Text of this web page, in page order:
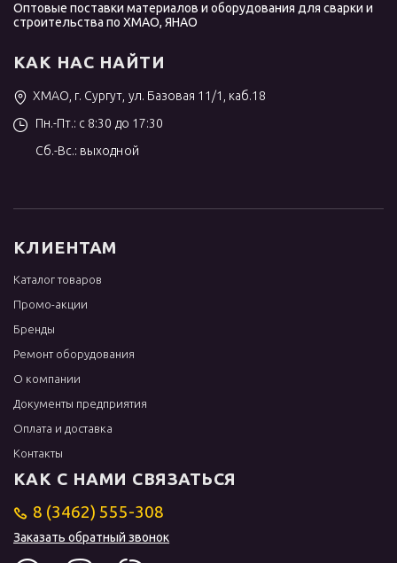
Оптовые поставки материалов и оборудования для сварки и
строительства по ХМАО, ЯНАО
КАК НАС НАЙТИ
ХМАО, г. Сургут, ул. Базовая 11/1, каб.18
Пн.-Пт.: с 8:30 до 17:30
Сб.-Вс.: выходной
КЛИЕНТАМ
Каталог товаров
Промо-акции
Бренды
Ремонт оборудования
О компании
Документы предприятия
Оплата и доставка
Контакты
КАК С НАМИ СВЯЗАТЬСЯ
8 (3462) 555-308
Заказать обратный звонок